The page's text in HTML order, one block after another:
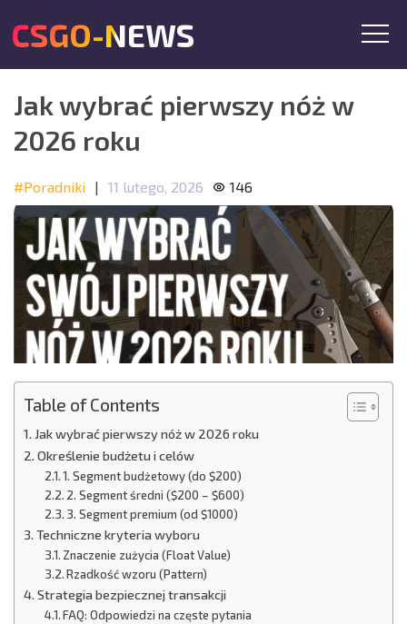
CSGO-NEWS
Jak wybrać pierwszy nóż w
2026 roku
#Poradniki | 11 lutego, 2026 146
Table of Contents
Jak wybrać pierwszy nóż w 2026 roku
Określenie budżetu i celów
1. Segment budżetowy (do $200)
2. Segment średni ($200 – $600)
3. Segment premium (od $1000)
Techniczne kryteria wyboru
Znaczenie zużycia (Float Value)
Rzadkość wzoru (Pattern)
Strategia bezpiecznej transakcji
FAQ: Odpowiedzi na częste pytania